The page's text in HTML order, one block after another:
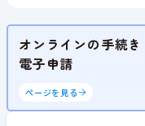
オンラインの手続き
電子申請
ページを見る